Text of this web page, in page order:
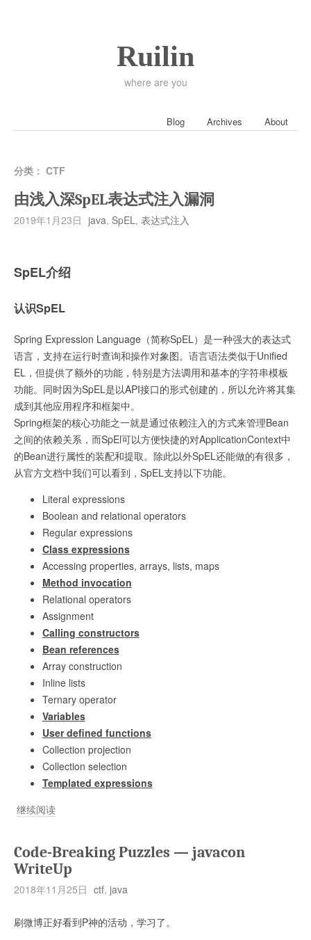
Ruilin
where are you
Blog Archives About
分类： CTF
由浅入深SpEL表达式注入漏洞
2019年1月23日 java, SpEL , 表达式注入
SpEL介绍
认识SpEL
Spring Expression Language（简称SpEL）是一种强大的表达式
语言，支持在运行时查询和操作对象图。语言语法类似于Unified
EL，但提供了额外的功能，特别是方法调用和基本的字符串模板
功能。同时因为SpEL是以API接口的形式创建的，所以允许将其集
成到其他应用程序和框架中。
Spring框架的核心功能之一就是通过依赖注入的方式来管理Bean
之间的依赖关系，而SpEl可以方便快捷的对ApplicationContext中
的Bean进行属性的装配和提取。除此以外SpEL还能做的有很多，
从官方文档中我们可以看到，SpEL支持以下功能。
Literal expressions
Boolean and relational operators
Regular expressions
Class expressions
Accessing properties, arrays, lists, maps
Method invocation
Relational operators
Assignment
Calling constructors
Bean references
Array construction
Inline lists
Ternary operator
Variables
User defined functions
Collection projection
Collection selection
Templated expressions
继续阅读由
深
SpEL
表
式
Code-Breaking Puzzles — javacon
WriteUp
2018年11月25日 ctf, java
刷微博正好看到P神的活动，学习了。